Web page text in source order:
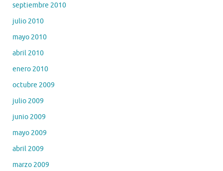
septiembre 2010
julio 2010
mayo 2010
abril 2010
enero 2010
octubre 2009
julio 2009
junio 2009
mayo 2009
abril 2009
marzo 2009